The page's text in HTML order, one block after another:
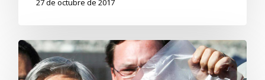
27 de octubre de 2017